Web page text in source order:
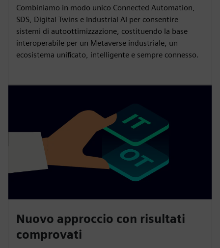
Combiniamo in modo unico Connected Automation,
SDS, Digital Twins e Industrial AI per consentire
sistemi di autoottimizzazione, costituendo la base
interoperabile per un Metaverse industriale, un
ecosistema unificato, intelligente e sempre connesso.
Nuovo approccio con risultati
comprovati